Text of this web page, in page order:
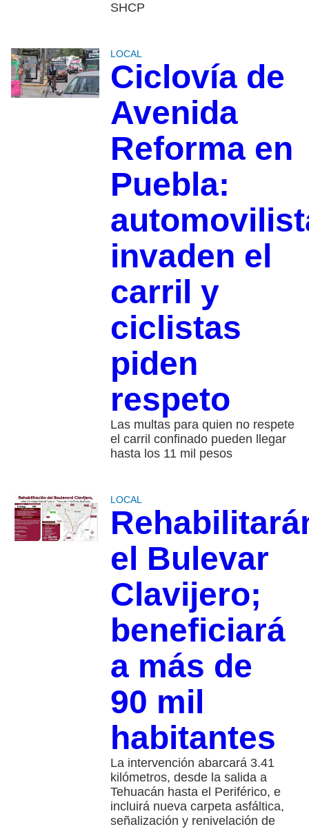
SHCP
LOCAL
Ciclovía de
Avenida
Reforma en
Puebla:
invaden el
carril y
ciclistas
piden
respeto
Las multas para quien no respete
el carril confinado pueden llegar
hasta los 11 mil pesos
LOCAL
el Bulevar
Clavijero;
beneficiará
a más de
90 mil
habitantes
La intervención abarcará 3.41
kilómetros, desde la salida a
Tehuacán hasta el Periférico, e
incluirá nueva carpeta asfáltica,
señalización y renivelación de